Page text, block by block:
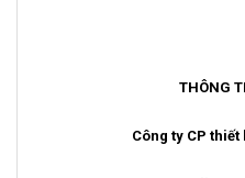
THÔNG
Công ty CP thiết